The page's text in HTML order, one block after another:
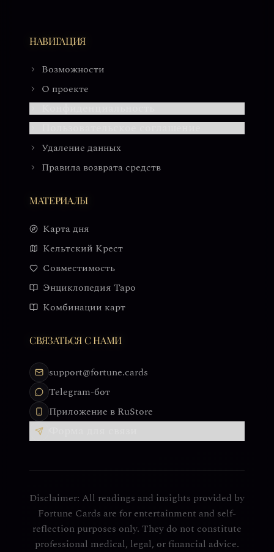
НАВИГАЦИЯ
Возможности
О проекте
Удаление данных
Правила возврата средств
МАТЕРИАЛЫ
Карта дня
Кельтский Крест
Совместимость
Энциклопедия Таро
Комбинации карт
СВЯЗАТЬСЯ С НАМИ
support@fortune.cards
Telegram-бот
Приложение в RuStore
Disclaimer: All readings and insights provided by
Fortune Cards are for entertainment and self-
reflection purposes only. They do not constitute
professional medical, legal, or financial advice.